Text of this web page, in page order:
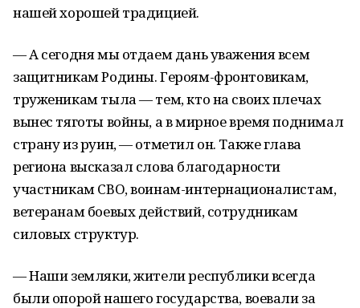
нашей хорошей традицией.
— А сегодня мы отдаем дань уважения всем
защитникам Родины. Героям-фронтовикам,
труженикам тыла — тем, кто на своих плечах
вынес тяготы войны, а в мирное время поднимал
страну из руин, — отметил он. Также глава
региона высказал слова благодарности
участникам СВО, воинам-интернационалистам,
ветеранам боевых действий, сотрудникам
силовых структур.
— Наши земляки, жители республики всегда
были опорой нашего государства, воевали за